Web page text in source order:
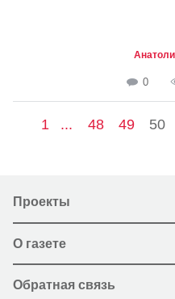
0
1 ... 48 49 50
Проекты
О газете
Обратная связь